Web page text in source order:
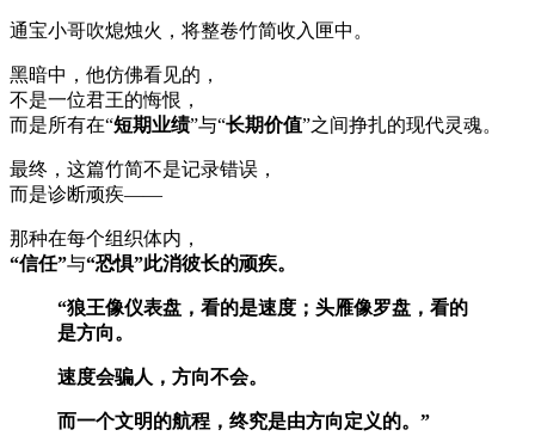
通宝小哥吹熄烛火，将整卷竹简收入匣中。
黑暗中，他仿佛看见的，
不是一位君王的悔恨，
而是所有在“短期业绩”与“长期价值”之间挣扎的现代灵魂。
最终，这篇竹简不是记录错误，
而是诊断顽疾——
那种在每个组织体内，
“信任”与“恐惧”此消彼长的顽疾。
“狼王像仪表盘，看的是速度；头雁像罗盘，看的
是方向。
速度会骗人，方向不会。
而一个文明的航程，终究是由方向定义的。”